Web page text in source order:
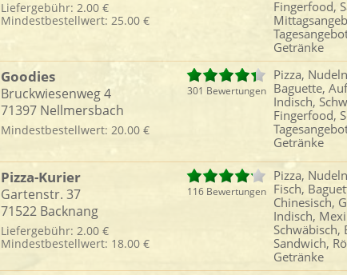
Omelette
Chinesisch
Liefertermin:
sofort
für
Liefergebühr: 2.00 €
Mindestbestellwert: 25.00 €
Fingerfood,
Getränke
Goodies
Bruckwiesenweg 4
71397 Nellmersbach
Mindestbestellwert: 20.00 €
301 Bewertungen
Pizza,
Baguette,
Indisch,
Fingerfood,
Getränke
Pizza-Kurier
Gartenstr. 37
71522 Backnang
Liefergebühr: 2.00 €
Mindestbestellwert: 18.00 €
116 Bewertungen
Pizza,
Fisch,
Chinesisch,
Indisch,
Schwäbisch,
Sandwich,
Getränke